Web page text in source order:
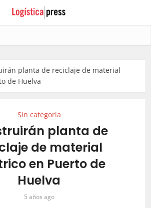
planta de reciclaje de material
de Huelva
Sin categoría
planta de
de material
en Puerto de
Huelva
5 años ago